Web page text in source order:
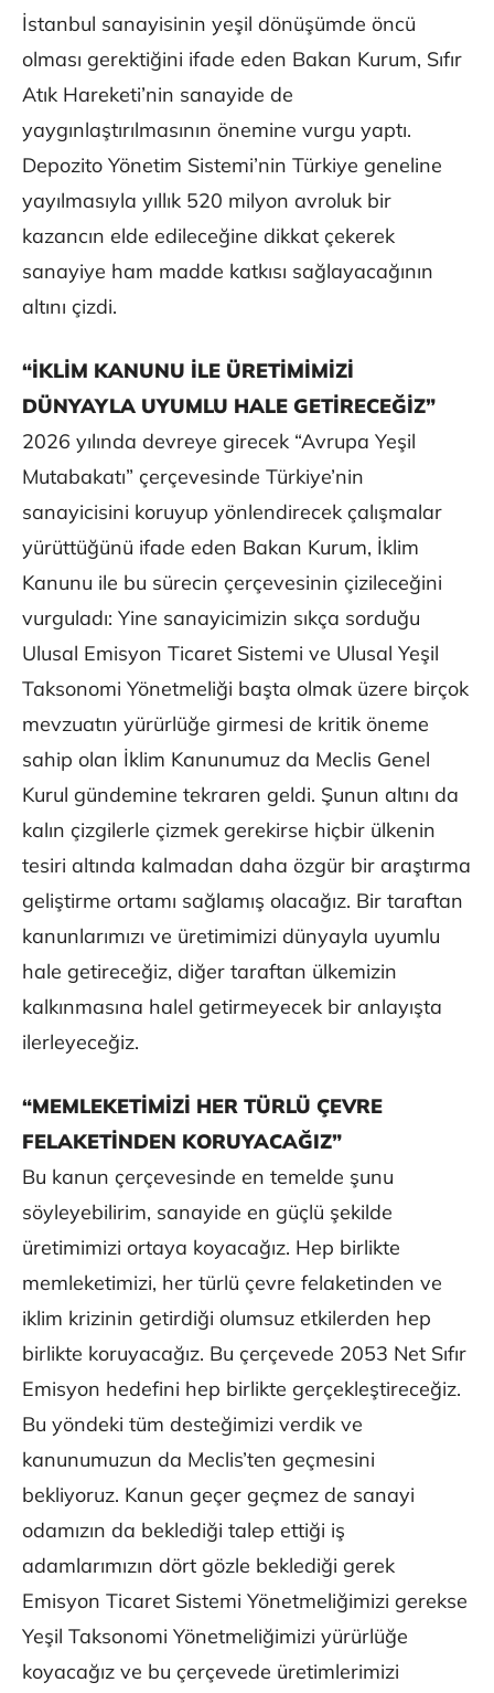
İstanbul sanayisinin yeşil dönüşümde öncü
olması gerektiğini ifade eden Bakan Kurum, Sıfır
Atık Hareketi’nin sanayide de
yaygınlaştırılmasının önemine vurgu yaptı.
Depozito Yönetim Sistemi’nin Türkiye geneline
yayılmasıyla yıllık 520 milyon avroluk bir
kazancın elde edileceğine dikkat çekerek
sanayiye ham madde katkısı sağlayacağının
altını çizdi.
“İKLİM KANUNU İLE ÜRETİMİMİZİ
DÜNYAYLA UYUMLU HALE GETİRECEĞİZ”
2026 yılında devreye girecek “Avrupa Yeşil
Mutabakatı” çerçevesinde Türkiye’nin
sanayicisini koruyup yönlendirecek çalışmalar
yürüttüğünü ifade eden Bakan Kurum, İklim
Kanunu ile bu sürecin çerçevesinin çizileceğini
vurguladı: Yine sanayicimizin sıkça sorduğu
Ulusal Emisyon Ticaret Sistemi ve Ulusal Yeşil
Taksonomi Yönetmeliği başta olmak üzere birçok
mevzuatın yürürlüğe girmesi de kritik öneme
sahip olan İklim Kanunumuz da Meclis Genel
Kurul gündemine tekraren geldi. Şunun altını da
kalın çizgilerle çizmek gerekirse hiçbir ülkenin
tesiri altında kalmadan daha özgür bir araştırma
geliştirme ortamı sağlamış olacağız. Bir taraftan
kanunlarımızı ve üretimimizi dünyayla uyumlu
hale getireceğiz, diğer taraftan ülkemizin
kalkınmasına halel getirmeyecek bir anlayışta
ilerleyeceğiz.
“MEMLEKETİMİZİ HER TÜRLÜ ÇEVRE
FELAKETİNDEN KORUYACAĞIZ”
Bu kanun çerçevesinde en temelde şunu
söyleyebilirim, sanayide en güçlü şekilde
üretimimizi ortaya koyacağız. Hep birlikte
memleketimizi, her türlü çevre felaketinden ve
iklim krizinin getirdiği olumsuz etkilerden hep
birlikte koruyacağız. Bu çerçevede 2053 Net Sıfır
Emisyon hedefini hep birlikte gerçekleştireceğiz.
Bu yöndeki tüm desteğimizi verdik ve
kanunumuzun da Meclis’ten geçmesini
bekliyoruz. Kanun geçer geçmez de sanayi
odamızın da beklediği talep ettiği iş
adamlarımızın dört gözle beklediği gerek
Emisyon Ticaret Sistemi Yönetmeliğimizi gerekse
Yeşil Taksonomi Yönetmeliğimizi yürürlüğe
koyacağız ve bu çerçevede üretimlerimizi